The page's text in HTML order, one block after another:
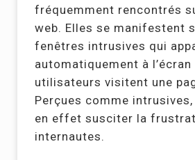
fréquemment rencontrés
web. Elles se manifestent
fenêtres intrusives qui
automatiquement à
utilisateurs visitent une
Perçues comme
en effet susciter la
internautes.